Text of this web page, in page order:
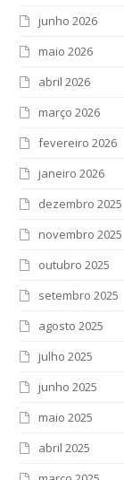
junho 2026
maio 2026
abril 2026
março 2026
fevereiro 2026
janeiro 2026
dezembro 2025
novembro 2025
outubro 2025
setembro 2025
agosto 2025
julho 2025
junho 2025
maio 2025
abril 2025